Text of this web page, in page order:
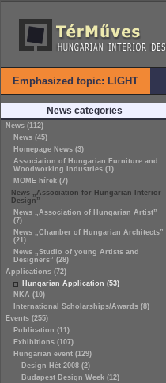
Emphasized topic: LIGHT
News categories
News (112)
News (45)
Homepage News (3)
Association of Hungarian Furniture and
Woodworking Industries (1)
MOME hírek (7)
News „Association for Hungarian Interior
Design”
News „Association of Hungarian Artist”
(7)
News „Chamber of Hungarian Architects”
(21)
News „Studio of young Artists and
Designers” (28)
Applications (72)
Hungarian Application (53)
NKA (10)
International Scholarships/Awards (8)
Events (255)
Publication (11)
Exhibitions (107)
Hungarian event (129)
Design Hét 2008 (2)
Budapest Design Week (12)